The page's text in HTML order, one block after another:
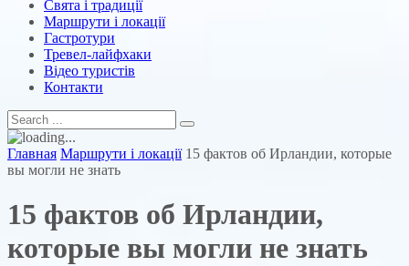
Свята і традиції
Маршрути і локації
Гастротури
Тревел-лайфхаки
Відео туристів
Контакти
Главная Маршрути і локації 15 фактов об Ирландии, которые
вы могли не знать
15 фактов об Ирландии,
которые вы могли не знать